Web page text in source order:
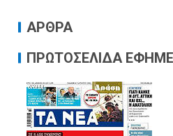
ΑΡΘΡΑ
ΠΡΩΤΟΣΕΛΙΔΑ